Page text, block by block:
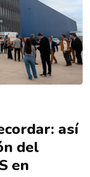
así
del
en